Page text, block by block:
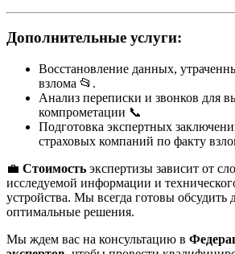
Дополнительные услуги:
Восстановление данных,
взлома 📂.
Анализ переписки и звонков для
компрометации 📞
Подготовка экспертных
страховых компаний по факту
💼 Стоимость экспертизы зависит от
исследуемой информации и
устройства. Мы всегда готовы обсудить
оптимальные решения.
Мы ждем вас на консультацию в